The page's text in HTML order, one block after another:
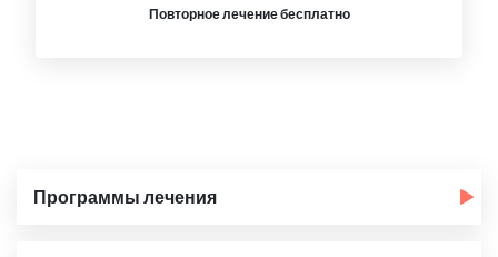
Повторное лечение бесплатно
Программы лечения